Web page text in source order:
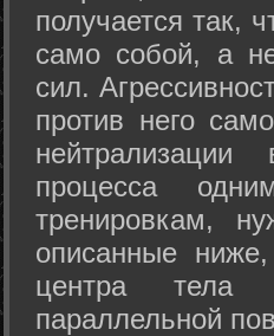
получается так,
само собой, а
сил.
против него
процесса
тренировкам,
описанные
центра тела
параллельной